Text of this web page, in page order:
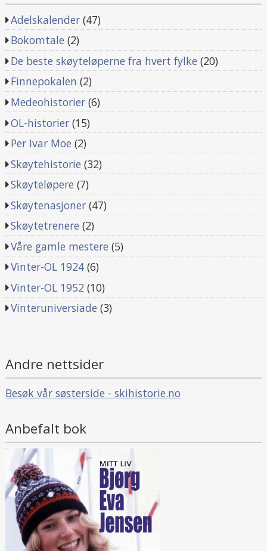
Adelskalender (47)
Bokomtale (2)
De beste skøyteløperne fra hvert fylke (20)
Finnepokalen (2)
Medeohistorier (6)
OL-historier (15)
Per Ivar Moe (2)
Skøytehistorie (32)
Skøyteløpere (7)
Skøytenasjoner (47)
Skøytetrenere (2)
Våre gamle mestere (5)
Vinter-OL 1924 (6)
Vinter-OL 1952 (10)
Vinteruniversiade (3)
Andre nettsider
Besøk vår søsterside - skihistorie.no
Anbefalt bok